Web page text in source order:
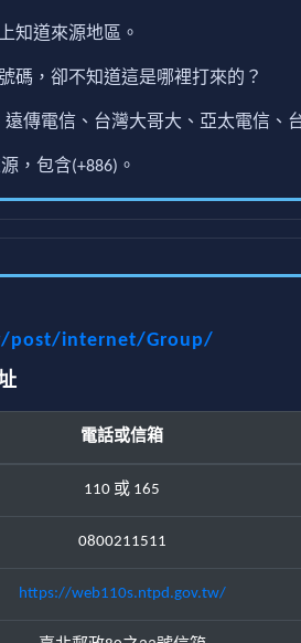
知道來源地區。
碼，卻不知道這是哪裡打來的？
傳電信、台灣大哥大、亞太電信、
，包含(+886)。
post/internet/Group/
電話或信箱
110 或 165
0800211511
https://web110s.ntpd.gov.tw/